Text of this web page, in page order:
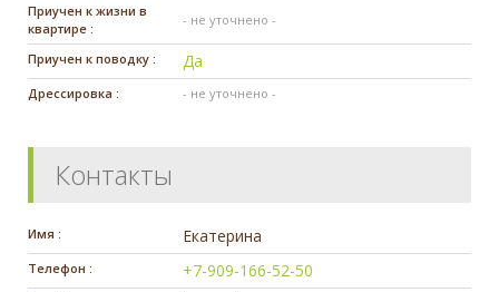
Приучен к жизни в
квартире :
- не уточнено -
Приучен к поводку : Да
Дрессировка : - не уточнено -
Контакты
Имя : Екатерина
Телефон : +7-909-166-52-50